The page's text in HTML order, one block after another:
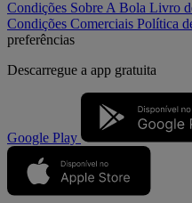
Condições Sobre A Bola Livro
Condições Comerciais Política
preferências
Descarregue a app gratuita
Google Play